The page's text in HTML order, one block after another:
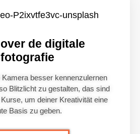
de digitale
fotografie
Kamera besser kennenzulernen
Blitzlicht zu gestalten, das sind
um deiner Kreativität eine
Basis zu geben.